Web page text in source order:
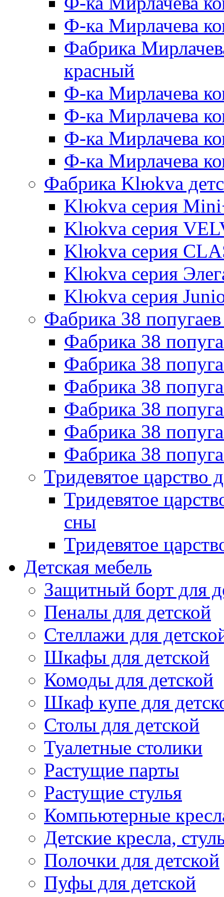
Ф-ка Мирлачева
Фабрика
красный
Ф-ка Мирлачева
Ф-ка Мирлачева
Ф-ка Мирлачева
Ф-ка Мирлачева
Фабрика Klюkva
Klюkva серия
Klюkva серия
Klюkva серия
Klюkva серия
Klюkva серия
Фабрика 38
Фабрика 38
Фабрика 38
Фабрика 38
Фабрика 38
Фабрика 38
Фабрика 38
Тридевятое царство
Тридевятое
сны
Тридевятое
Детская мебель
Защитный борт для
Пеналы для детской
Стеллажи для
Шкафы для детской
Комоды для детской
Шкаф купе для
Столы для детской
Туалетные столики
Растущие парты
Растущие стулья
Компьютерные
Детские кресла,
Полочки для детской
Пуфы для детской